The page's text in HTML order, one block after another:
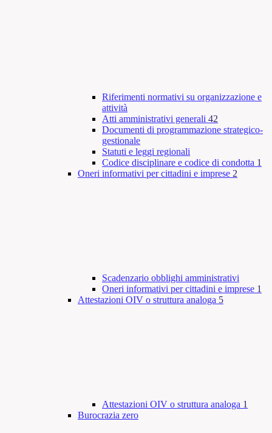
Riferimenti normativi su organizzazione e
attività
Atti amministrativi generali 42
Documenti di programmazione strategico-
gestionale
Statuti e leggi regionali
Codice disciplinare e codice di condotta 1
Oneri informativi per cittadini e imprese 2
Scadenzario obblighi amministrativi
Oneri informativi per cittadini e imprese 1
Attestazioni OIV o struttura analoga 5
Attestazioni OIV o struttura analoga 1
Burocrazia zero